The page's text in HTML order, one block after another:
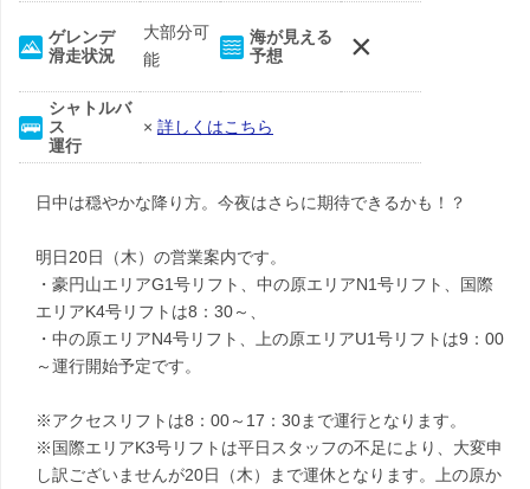
ゲレンデ
滑走状況
大部分可
能
海が見える
予想
×
シャトルバ
ス
運行
× 詳しくはこちら
日中は穏やかな降り方。今夜はさらに期待できるかも！？
明日20日（木）の営業案内です。
・豪円山エリアG1号リフト、中の原エリアN1号リフト、国際
エリアK4号リフトは8：30～、
・中の原エリアN4号リフト、上の原エリアU1号リフトは9：00
～運行開始予定です。
※アクセスリフトは8：00～17：30まで運行となります。
※国際エリアK3号リフトは平日スタッフの不足により、大変申
し訳ございませんが20日（木）まで運休となります。上の原か